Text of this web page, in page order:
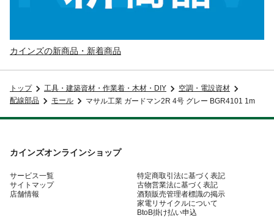
カインズの新商品・新着商品
トップ 工具・建築資材・作業着・木材・DIY
空調・電設資材
配線部品
モール マサル工業 ガードマン2R 4号 グレー BGR4101 1m
カインズオンラインショップ
サービス一覧
サイトマップ
店舗情報
特定商取引法に基づく表記
古物営業法に基づく表記
酒類販売管理者標識の掲示
家電リサイクルについて
BtoB掛け払い申込